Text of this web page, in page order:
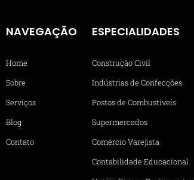
NAVEGAÇÃO
Home
Sobre
Serviços
Blog
Contato
ESPECIALIDADES
Construção Civil
Indústrias de Confecções
Postos de Combustíveis
Supermercados
Comércio Varejista
Contabilidade Educacional